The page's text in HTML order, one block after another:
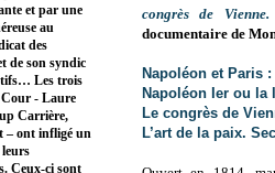
congrès de
documentaire de
Napoléon et Paris
Napoléon Ier ou la
Le congrès de
L’art de la paix.
et par une
au
des
de son syndic
Les trois
- Laure
Carrière,
– ont infligé un
Ceux-ci sont